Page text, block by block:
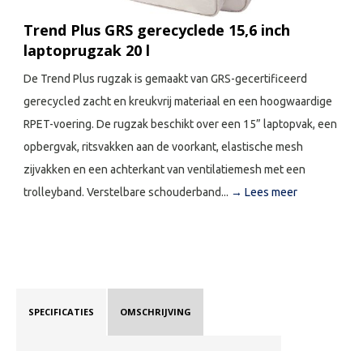
Trend Plus GRS gerecyclede 15,6 inch
laptoprugzak 20 l
De Trend Plus rugzak is gemaakt van GRS-gecertificeerd
gerecycled zacht en kreukvrij materiaal en een hoogwaardige
RPET-voering. De rugzak beschikt over een 15” laptopvak, een
opbergvak, ritsvakken aan de voorkant, elastische mesh
zijvakken en een achterkant van ventilatiemesh met een
trolleyband. Verstelbare schouderband... → Lees meer
SPECIFICATIES OMSCHRIJVING